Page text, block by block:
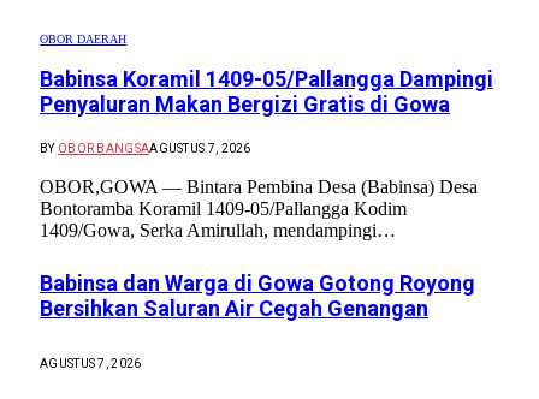
OBOR DAERAH
Babinsa Koramil 1409-05/Pallangga Dampingi
Penyaluran Makan Bergizi Gratis di Gowa
BY OBOR BANGSAAGUSTUS 7, 2026
OBOR,GOWA — Bintara Pembina Desa (Babinsa) Desa
Bontoramba Koramil 1409-05/Pallangga Kodim
1409/Gowa, Serka Amirullah, mendampingi…
Babinsa dan Warga di Gowa Gotong Royong
Bersihkan Saluran Air Cegah Genangan
AGUSTUS 7, 2026